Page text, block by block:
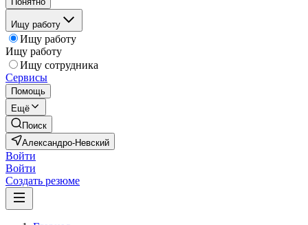
Ищу работу
Ищу работу
Ищу работу
Ищу сотрудника
Сервисы
Помощь
Ещё
Поиск
Александро-Невский
Войти
Войти
Создать резюме